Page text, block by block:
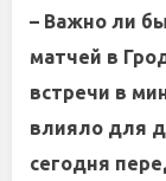
– Важно ли
матчей в
встречи в
влияло для
сегодня